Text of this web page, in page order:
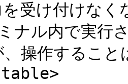
受け付けな
ナル内で実行
、操作するこ